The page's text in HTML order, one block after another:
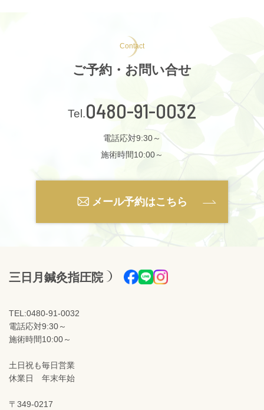
Contact
ご予約・お問い合せ
0480-91-0032
電話応対9:30～
施術時間10:00～
メール予約はこちら
三日月鍼灸指圧院
TEL:0480-91-0032
電話応対9:30～
施術時間10:00～
土日祝も毎日営業
休業日 年末年始
〒349-0217